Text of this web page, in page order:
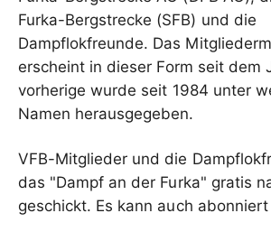
Furka-Bergstrecke (SFB) und die
Dampflokfreunde. Das
erscheint in dieser Form seit dem
vorherige wurde seit 1984 unter
Namen herausgegeben.
VFB-Mitglieder und die
das "Dampf an der Furka" gratis
geschickt. Es kann auch